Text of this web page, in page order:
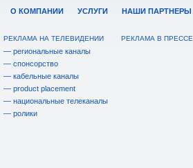
О КОМПАНИИ УСЛУГИ НАШИ ПАРТНЕРЫ
РЕКЛАМА НА ТЕЛЕВИДЕНИИ
— региональные каналы
— спонсорство
— кабельные каналы
— product placement
— национальные телеканалы
— ролики
РЕКЛАМА В ПРЕССЕ